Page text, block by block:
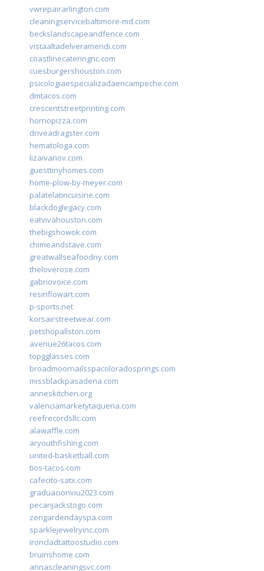
vwrepairarlington.com
cleaningservicebaltimore-md.com
beckslandscapeandfence.com
vistaaltadelveramendi.com
coastlinecateringnc.com
cuesburgershouston.com
psicologiaespecializadaencampeche.com
dmtacos.com
crescentstreetprinting.com
hornopizza.com
driveadragster.com
hematologa.com
lizaivanov.com
guesttinyhomes.com
home-plow-by-meyer.com
palatelatincuisine.com
blackdoglegacy.com
eatvivahouston.com
thebigshowok.com
chimeandstave.com
greatwallseafoodny.com
theloverose.com
gabriovoice.com
resinflowart.com
p-sports.net
korsairstreetwear.com
petshopallston.com
avenue26tacos.com
topgglasses.com
broadmoornailsspacoloradosprings.com
missblackpasadena.com
anneskitchen.org
valenciamarketytaqueria.com
reefrecordsllc.com
alawaffle.com
aryouthfishing.com
united-basketball.com
tios-tacos.com
cafecito-satx.com
graduacionviu2023.com
pecanjackstogo.com
zengardendayspa.com
sparklejewelryinc.com
ironcladtattoostudio.com
bruinshome.com
annascleaningsvc.com